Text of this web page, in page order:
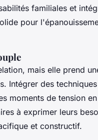
familiales et
pour
mais elle prend
Intégrer des
moments de tension
à exprimer leurs
et constructif.